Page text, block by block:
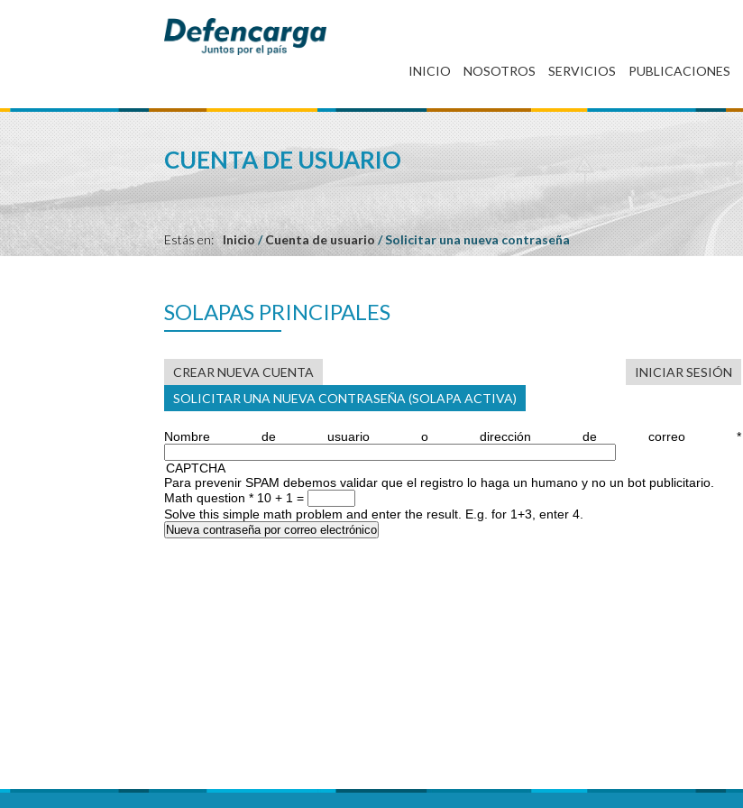
INICIO NOSOTROS SERVICIOS PUBLICACIONES
CUENTA DE USUARIO
Estás en: Inicio/Cuenta de usuario/Solicitar una nueva contraseña
SOLAPAS PRINCIPALES
CREAR NUEVA CUENTA
INICIAR SESIÓN
SOLICITAR UNA NUEVA CONTRASEÑA (SOLAPA ACTIVA)
Nombre de usuario o dirección de correo *
CAPTCHA
Para prevenir SPAM debemos validar que el registro lo haga un humano y no un bot publicitario.
Math question * 10 + 1 =
Solve this simple math problem and enter the result. E.g. for 1+3, enter 4.